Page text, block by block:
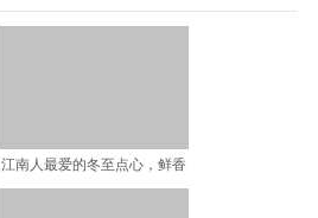
江南人最爱的冬至点心，鲜香